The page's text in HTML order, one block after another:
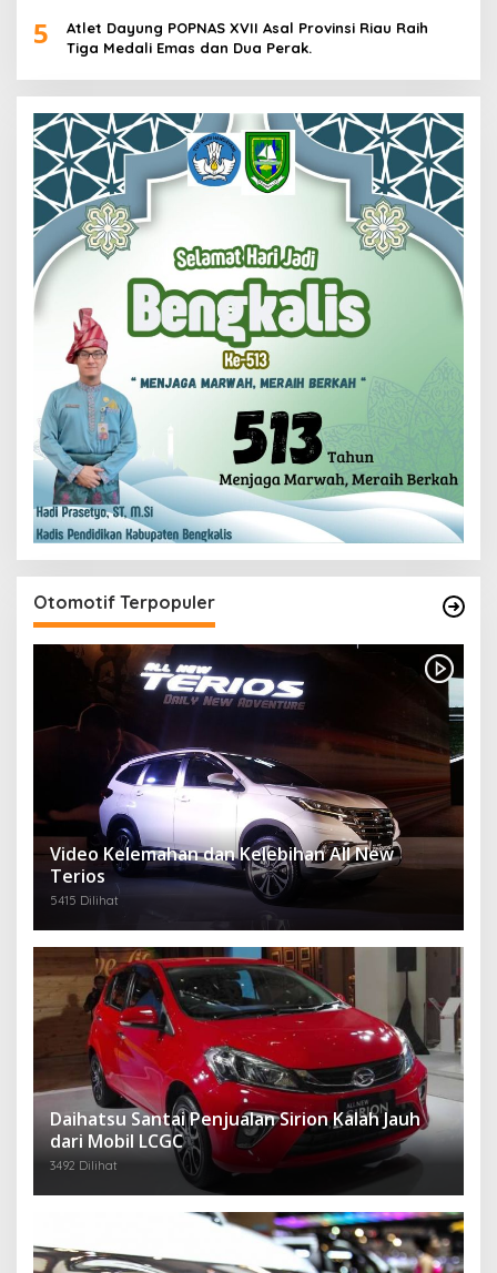
5
Atlet Dayung POPNAS XVII Asal Provinsi Riau Raih
Tiga Medali Emas dan Dua Perak.
Otomotif Terpopuler
Video Kelemahan dan Kelebihan All New
Terios
5415 Dilihat
Daihatsu Santai Penjualan Sirion Kalah Jauh
dari Mobil LCGC
3492 Dilihat